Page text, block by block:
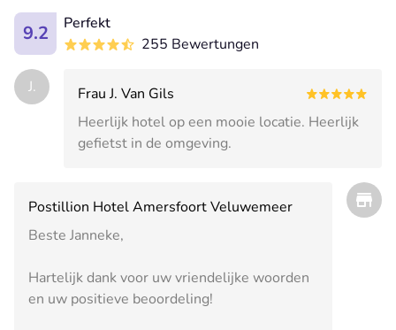
9.2
Perfekt
255 Bewertungen
J.
Frau J. Van Gils
Heerlijk hotel op een mooie locatie. Heerlijk
gefietst in de omgeving.
Postillion Hotel Amersfoort Veluwemeer
Beste Janneke,
Hartelijk dank voor uw vriendelijke woorden
en uw positieve beoordeling!